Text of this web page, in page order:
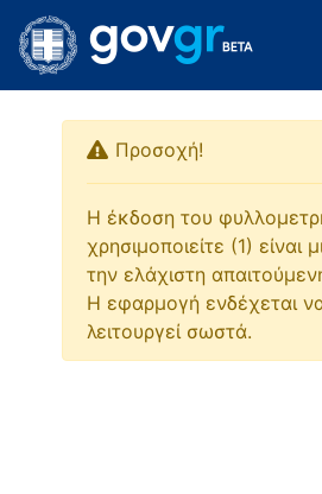
Προσοχή!
Η έκδοση του
χρησιμοποιείτε (1) είναι
την ελάχιστη
Η εφαρμογή ενδέχεται
λειτουργεί σωστά.